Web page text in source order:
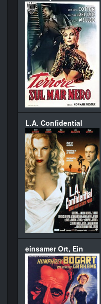
L.A. Confidential
einsamer Ort, Ein